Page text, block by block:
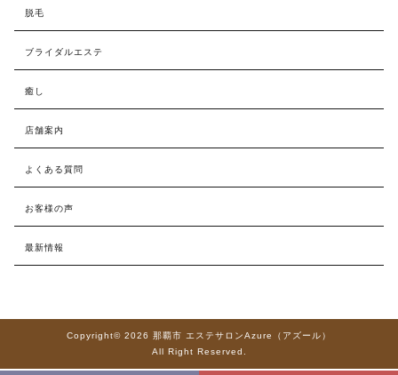
脱毛
ブライダルエステ
癒し
店舗案内
よくある質問
お客様の声
最新情報
Copyright© 2026 那覇市 エステサロンAzure（アズール）
All Right Reserved.